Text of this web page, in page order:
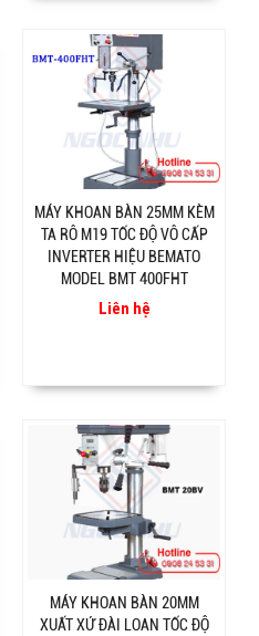
MÁY KHOAN BÀN 25MM KÈM
TA RÔ M19 TỐC ĐỘ VÔ CẤP
INVERTER HIỆU BEMATO
MODEL BMT 400FHT
Liên hệ
MÁY KHOAN BÀN 20MM
XUẤT XỨ ĐÀI LOAN TỐC ĐỘ